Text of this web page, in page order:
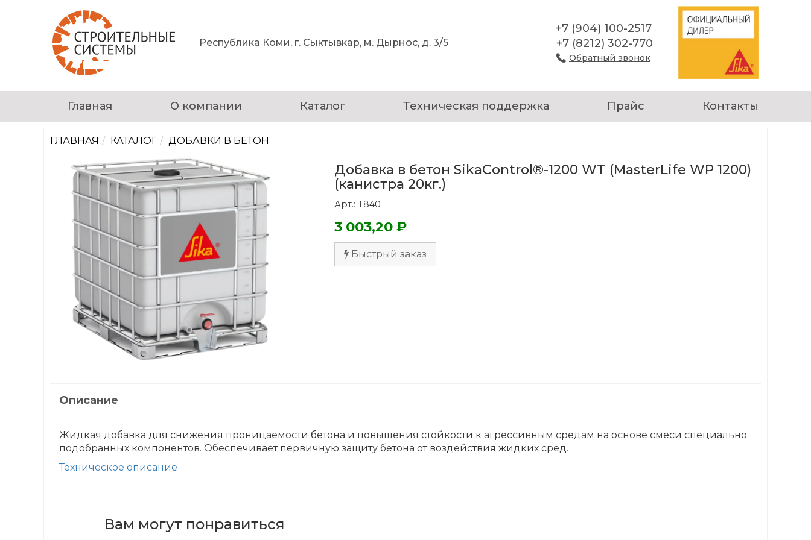
Республика Коми, г. Сыктывкар, м. Дырнос, д. 3/5
+7 (904) 100-2517
+7 (8212) 302-770
Обратный звонок
Главная О компании Каталог Техническая поддержка Прайс Контакты
ГЛАВНАЯ КАТАЛОГ ДОБАВКИ В БЕТОН
Добавка в бетон SikaControl®-1200 WT (MasterLife WP 1200)
(канистра 20кг.)
Арт.: Т840
3 003,20 ₽
Быстрый заказ
Описание
Жидкая добавка для снижения проницаемости бетона и повышения стойкости к агрессивным средам на основе смеси специально
подобранных компонентов. Обеспечивает первичную защиту бетона от воздействия жидких сред.
Техническое описание
Вам могут понравиться